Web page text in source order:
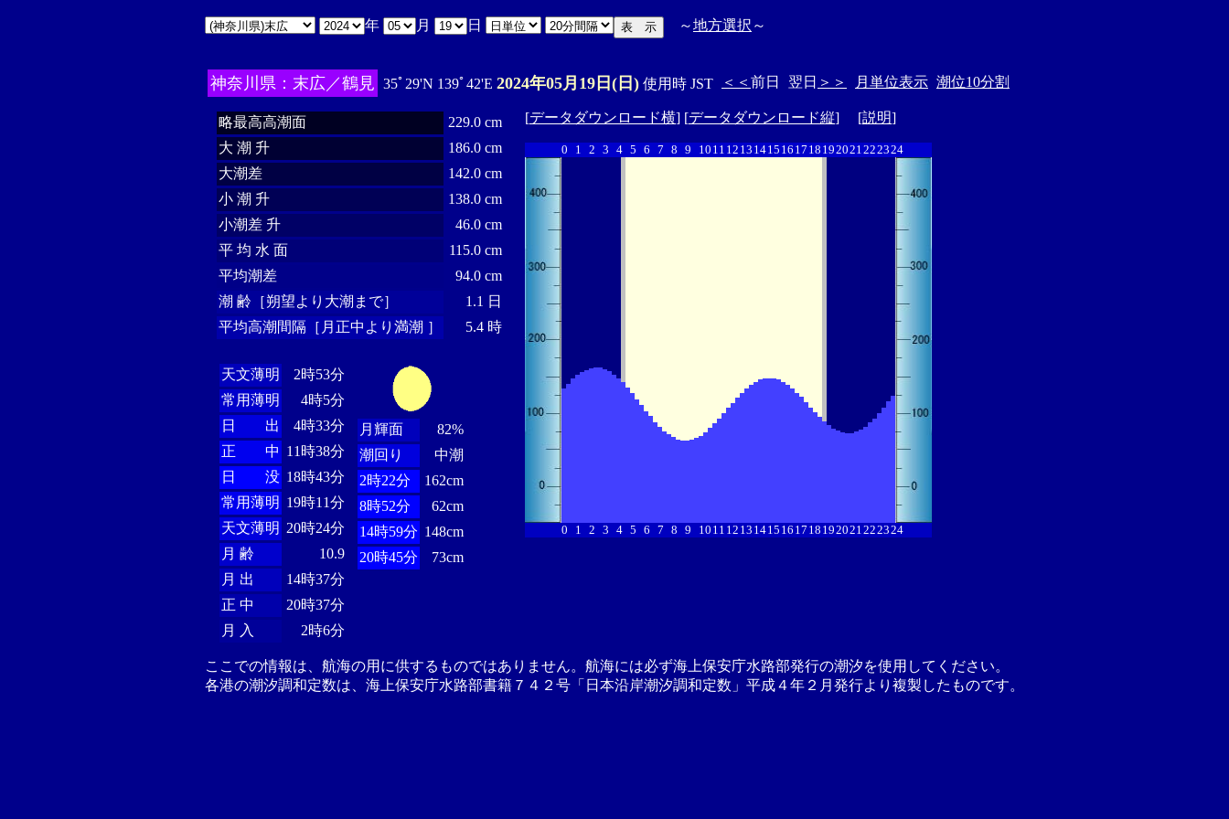
年 月 日 ～地方選択 ～
神奈川県：末広／鶴見 35ﾟ29'N 139ﾟ42'E 2024年05月19日(日) 使用時 JST ＜＜ 前日 翌日 ＞＞ 月単位表示 潮位10分割
略最高高潮面
229.0 cm
大 潮 升
186.0 cm
大潮差
142.0 cm
小 潮 升
138.0 cm
小潮差 升
46.0 cm
平 均 水 面
115.0 cm
平均潮差
94.0 cm
潮 齢［朔望より大潮まで］
1.1 日
平均高潮間隔［月正中より満潮 ］
5.4 時
天文薄明
2時53分
常用薄明
4時5分
日 出
4時33分
正 中 11時38分
日 没 18時43分
常用薄明 19時11分
天文薄明 20時24分
月 齢
10.9
月 出
14時37分
正 中
20時37分
月 入
2時6分
月輝面
82%
潮回り
中潮
2時22分
162cm
8時52分
62cm
14時59分 148cm
20時45分
73cm
[データダウンロード横] [データダウンロード縦] [説明]
0 1 2 3 4 5 6 7 8 9 10 11 12 13 1415 16 17 18 192021222324
0 1 2 3 4 5 6 7 8 9 10 11 12 13 1415 16 17 18 192021222324
ここでの情報は、航海の用に供するものではありません。航海には必ず海上保安庁水路部発行の潮汐を使用してください。
各港の潮汐調和定数は、海上保安庁水路部書籍７４２号「日本沿岸潮汐調和定数」平成４年２月発行より複製したものです。